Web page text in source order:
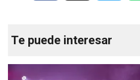
Te puede interesar